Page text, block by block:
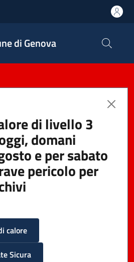
di Genova
di livello 3
domani
e per sabato
pericolo per
calore
Sicura